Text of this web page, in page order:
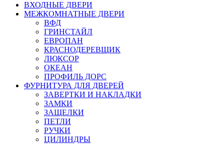
ВХОДНЫЕ ДВЕРИ
МЕЖКОМНАТНЫЕ ДВЕРИ
ВФД
ГРИНСТАЙЛ
ЕВРОПАН
КРАСНОДЕРЕВЩИК
ЛЮКСОР
ОКЕАН
ПРОФИЛЬ ДОРС
ФУРНИТУРА ДЛЯ ДВЕРЕЙ
ЗАВЕРТКИ И НАКЛАДКИ
ЗАМКИ
ЗАЩЕЛКИ
ПЕТЛИ
РУЧКИ
ЦИЛИНДРЫ